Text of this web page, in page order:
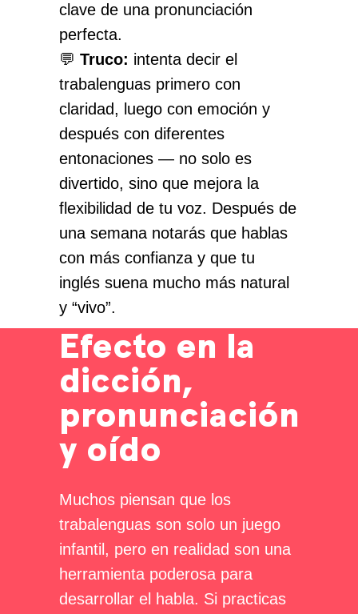
clave de una pronunciación
perfecta.
💬 Truco: intenta decir el
trabalenguas primero con
claridad, luego con emoción y
después con diferentes
entonaciones — no solo es
divertido, sino que mejora la
flexibilidad de tu voz. Después de
una semana notarás que hablas
con más confianza y que tu
inglés suena mucho más natural
y “vivo”.
Efecto en la
dicción,
pronunciación
y oído
Muchos piensan que los
trabalenguas son solo un juego
infantil, pero en realidad son una
herramienta poderosa para
desarrollar el habla. Si practicas